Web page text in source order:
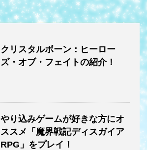
クリスタルボーン：ヒーロー
ズ・オブ・フェイトの紹介！
やり込みゲームが好きな方にオ
ススメ「魔界戦記ディスガイア
RPG」をプレイ！